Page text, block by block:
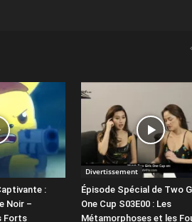
:
Noir –
Forts
Divertissement
Épisode Spécial de Two
One Cup S03E00 : Les
Métamorphoses et les